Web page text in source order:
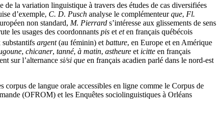
la variation linguistique à travers des études de cas diversifiées
d’exemple, C. D. Pusch analyse le complémenteurque, Fl.
non standard, M. Pierrard s’intéresse aux glissements de sens
les usages des coordonnants pis et eten français québécois
substantifs argent(au féminin) et batture, en Europe et en Amérique
, chicaner, tanné, à matin, astheure et icitte en français
sur l’alternance si/si que en français acadien parlé dans le nord-est
corpus de langue orale accessibles en ligne comme le Corpus de
(OFROM) et les Enquêtes sociolinguistiques à Orléans